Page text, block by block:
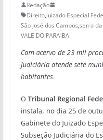
Redação
Direito,Juizado Especial
São José dos Campos,serra
VALE DO PARAIBA
Com acervo de 23 mil
Judiciária atende sete
habitantes
O Tribunal Regional
instala, no dia 25 de
Gabinete do Juizado
Subseção Judiciária do